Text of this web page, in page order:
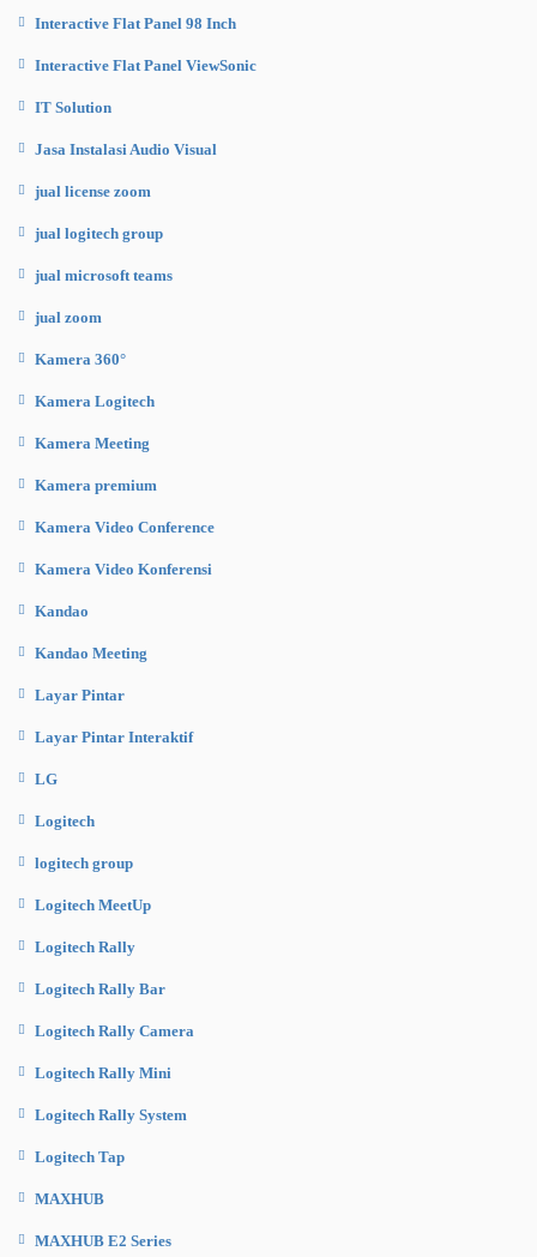
Interactive Flat Panel 98 Inch
Interactive Flat Panel ViewSonic
IT Solution
Jasa Instalasi Audio Visual
jual license zoom
jual logitech group
jual microsoft teams
jual zoom
Kamera 360°
Kamera Logitech
Kamera Meeting
Kamera premium
Kamera Video Conference
Kamera Video Konferensi
Kandao
Kandao Meeting
Layar Pintar
Layar Pintar Interaktif
LG
Logitech
logitech group
Logitech MeetUp
Logitech Rally
Logitech Rally Bar
Logitech Rally Camera
Logitech Rally Mini
Logitech Rally System
Logitech Tap
MAXHUB
MAXHUB E2 Series